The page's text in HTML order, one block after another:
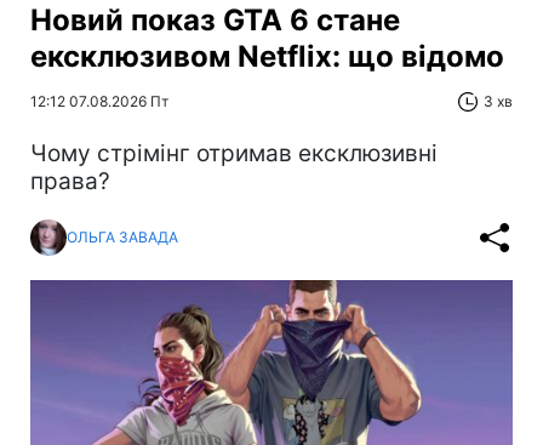
Новий показ GTA 6 стане
ексклюзивом Netflix: що відомо
12:12 07.08.2026 Пт 3 хв
Чому стрімінг отримав ексклюзивні
права?
ОЛЬГА ЗАВАДА